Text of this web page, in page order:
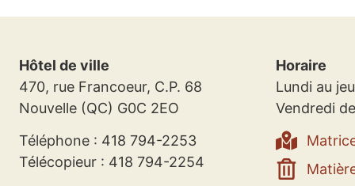
Hôtel de ville
470, rue Francoeur, C.P. 68
Nouvelle (QC) G0C 2EO
Téléphone : 418 794-2253
Télécopieur : 418 794-2254
Horaire
Lundi au
Vendredi